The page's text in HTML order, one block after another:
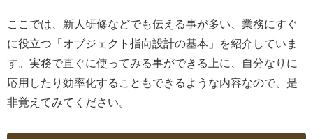
ここでは、新人研修などでも伝える事が多い、業務にすぐ
に役立つ「オブジェクト指向設計の基本」を紹介していま
す。実務で直ぐに使ってみる事ができる上に、自分なりに
応用したり効率化することもできるような内容なので、是
非覚えてみてください。